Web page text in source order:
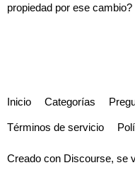
propiedad por ese cambio?
Inicio Categorías
Términos de servicio
Creado con Discourse, se